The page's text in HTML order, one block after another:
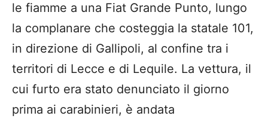
le fiamme a una Fiat Grande Punto, lungo
la complanare che costeggia la statale 101,
in direzione di Gallipoli, al confine tra i
territori di Lecce e di Lequile. La vettura, il
cui furto era stato denunciato il giorno
prima ai carabinieri, è andata